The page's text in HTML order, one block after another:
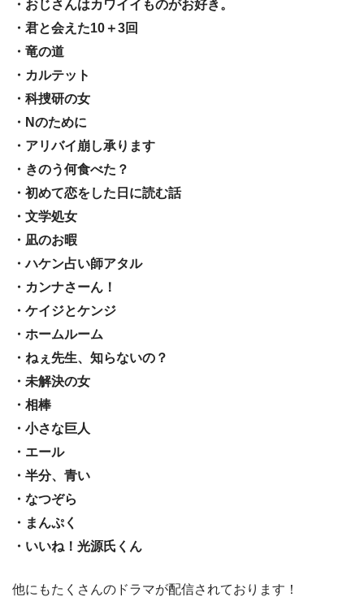
・おじさんはカワイイものがお好き。
・君と会えた10＋3回
・竜の道
・カルテット
・科捜研の女
・Nのために
・アリバイ崩し承ります
・きのう何食べた？
・初めて恋をした日に読む話
・文学処女
・凪のお暇
・ハケン占い師アタル
・カンナさーん！
・ケイジとケンジ
・ホームルーム
・ねぇ先生、知らないの？
・未解決の女
・相棒
・小さな巨人
・エール
・半分、青い
・なつぞら
・まんぷく
・いいね！光源氏くん
他にもたくさんのドラマが配信されております！